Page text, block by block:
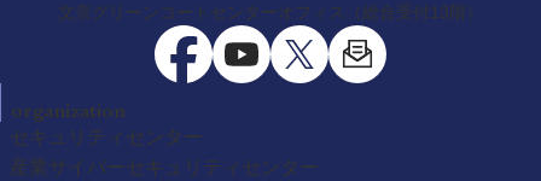
文京グリーンコートセンターオフィス（総合受付13階）
organization
セキュリティセンター
産業サイバーセキュリティセンター